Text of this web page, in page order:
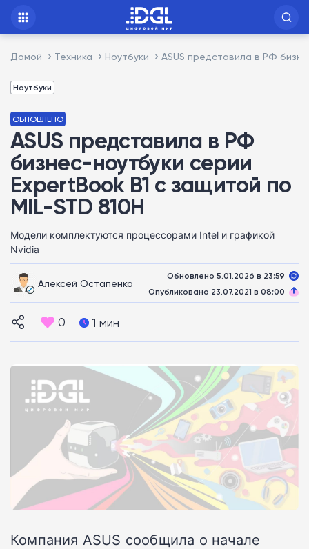
Домой Техника Ноутбуки ASUS представила в РФ
Ноутбуки
ОБНОВЛЕНО
ASUS представила в РФ
бизнес-ноутбуки серии
ExpertBook B1 с защитой по
MIL-STD 810H
Модели комплектуются процессорами Intel и графикой
Nvidia
Алексей Остапенко
Обновлено 5.01.2026 в 23:59
Опубликовано 23.07.2021 в 08:00
0 1 мин
Компания ASUS сообщила о начале